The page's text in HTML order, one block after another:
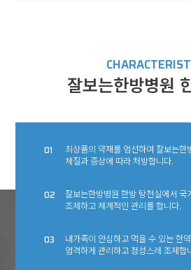
잘보는한방병원
01
최상품의 약재를 엄선하여 잘보는한
체질과 증상에 따라 처방합니다.
02
잘보는한방병원 한방 탕전실에서 국
조제하고 체계적인 관리를 합니다.
03
내가족이 안심하고 먹을 수 있는 한
엄격하게 관리하고 정성스레 조제합